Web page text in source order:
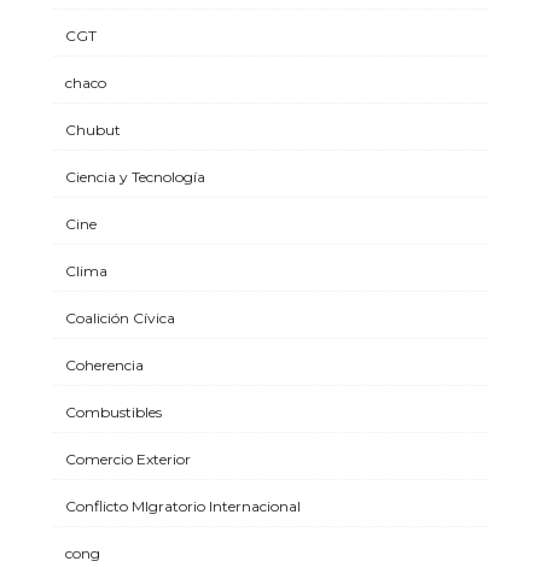
CGT
chaco
Chubut
Ciencia y Tecnología
Cine
Clima
Coalición Cívica
Coherencia
Combustibles
Comercio Exterior
Conflicto MIgratorio Internacional
cong